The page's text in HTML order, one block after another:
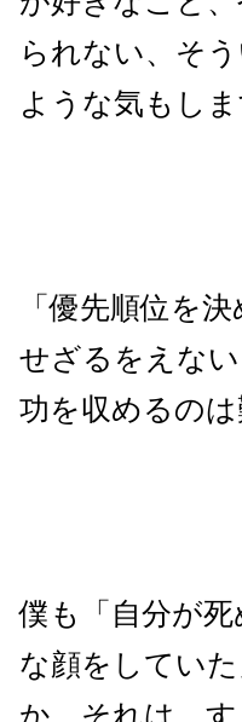
られない、そ
ような気もしま
「優先順位を
せざるをえな
功を収めるの
僕も「自分が
な顔をしてい
か、それは、